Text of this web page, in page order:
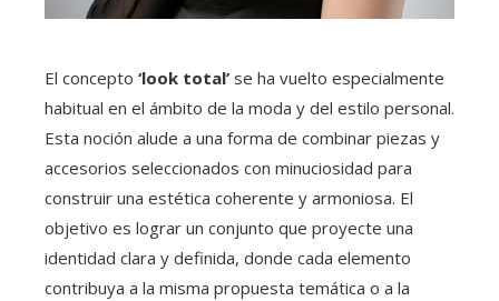
El concepto ‘look total’ se ha vuelto especialmente
habitual en el ámbito de la moda y del estilo personal.
Esta noción alude a una forma de combinar piezas y
accesorios seleccionados con minuciosidad para
construir una estética coherente y armoniosa. El
objetivo es lograr un conjunto que proyecte una
identidad clara y definida, donde cada elemento
contribuya a la misma propuesta temática o a la